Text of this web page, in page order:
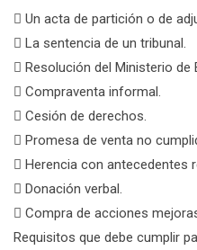
 Un acta de partición o de
 La sentencia de un tribunal.
 Resolución del Ministerio de
 Compraventa informal.
 Cesión de derechos.
 Promesa de venta no
 Herencia con antecedentes
 Donación verbal.
 Compra de acciones
Requisitos que debe cumplir